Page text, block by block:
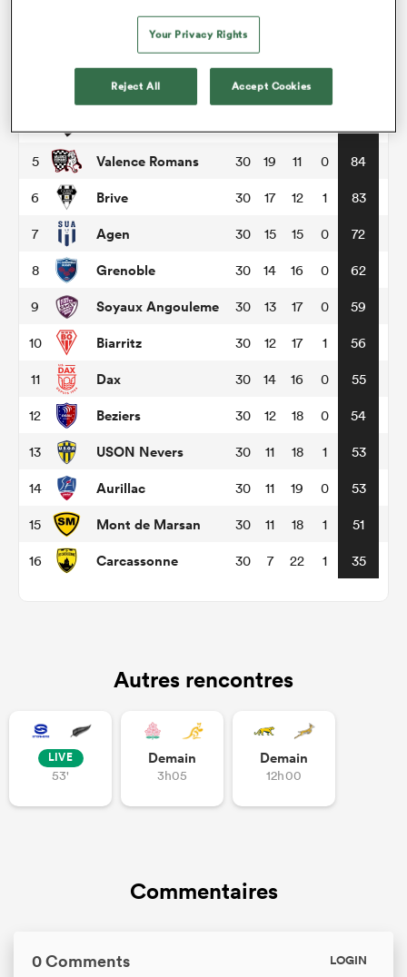
Vannes 30
Colomiers 30
Provence Rugby 30 19 11
5 Valence Romans 30 19 11 0 84
6 Brive 30 17 12 1 83
7 Agen 30 15 15 0 72
8 Grenoble 30 14 16 0 62
9 Soyaux Angouleme 30 13 17 0 59
10 Biarritz 30 12 17 1 56
11 Dax 30 14 16 0 55
12 Beziers 30 12 18 0 54
13 USON Nevers 30 11 18 1 53
14 Aurillac 30 11 19 0 53
15 Mont de Marsan 30 11 18 1 51
16 Carcassonne 30 7 22 1 35
Autres rencontres
LIVE
53'
Demain
3h05
Demain
12h00
Commentaires
0 Comments LOGIN
Your Privacy Rights
Reject All Accept Cookies